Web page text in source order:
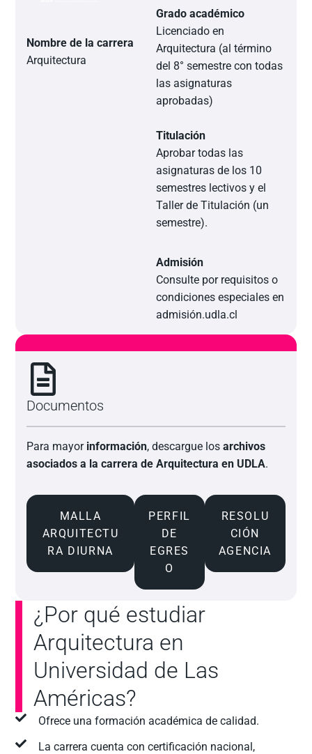
Nombre de la carrera
Arquitectura
Grado académico
Licenciado en
Arquitectura (al término
del 8° semestre con todas
las asignaturas
aprobadas)
Titulación
Aprobar todas las
asignaturas de los 10
semestres lectivos y el
Taller de Titulación (un
semestre).
Admisión
Consulte por requisitos o
condiciones especiales en
admisión.udla.cl
Documentos
Para mayor información, descargue losarchivos
asociados a la carrera de Arquitectura en UDLA.
MALLA
ARQUITECTU
RA DIURNA
PERFIL
DE
EGRES
O
RESOLU
CIÓN
AGENCIA
¿Por qué estudiar
Arquitectura en
Universidad de Las
Américas?
Ofrece una formación académica de calidad.
La carrera cuenta con certificación nacional,